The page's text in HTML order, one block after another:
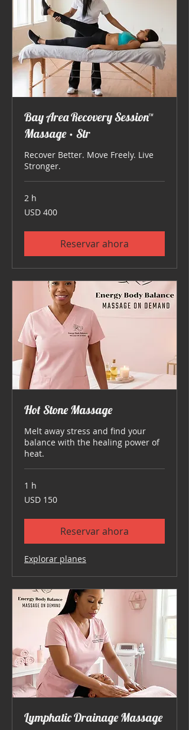
Bay Area Recovery Session™
Massage • Str
Recover Better. Move Freely. Live
Stronger.
2 h
400
dólares
USD 400
Reservar ahora
Hot Stone Massage
Melt away stress and find your
balance with the healing power of
heat.
1 h
150
dólares
USD 150
Reservar ahora
Explorar planes
Lymphatic Drainage Massage